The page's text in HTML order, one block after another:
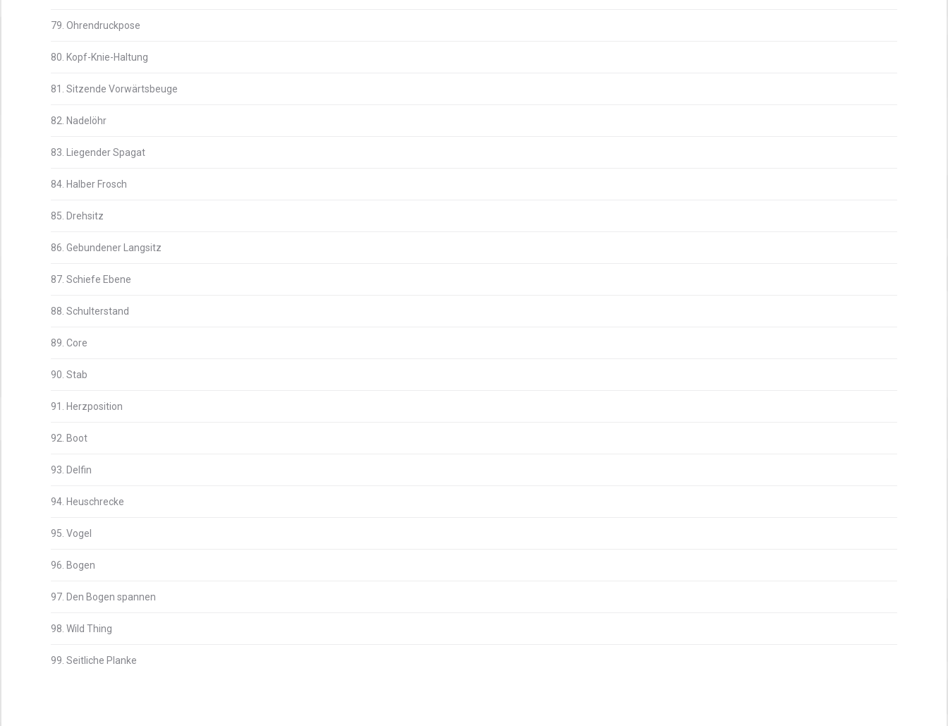
79. Ohrendruckpose
80. Kopf-Knie-Haltung
81. Sitzende Vorwärtsbeuge
82. Nadelöhr
83. Liegender Spagat
84. Halber Frosch
85. Drehsitz
86. Gebundener Langsitz
87. Schiefe Ebene
88. Schulterstand
89. Core
90. Stab
91. Herzposition
92. Boot
93. Delfin
94. Heuschrecke
95. Vogel
96. Bogen
97. Den Bogen spannen
98. Wild Thing
99. Seitliche Planke